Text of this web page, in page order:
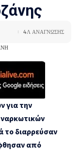
4Λ ΑΝΑΓΝΩΣΗΣ
για την
το διαρρεύσαν
από